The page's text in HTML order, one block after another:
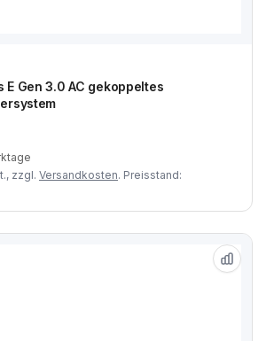
E Gen 3.0 AC gekoppeltes
zzgl. Versandkosten. Preisstand: